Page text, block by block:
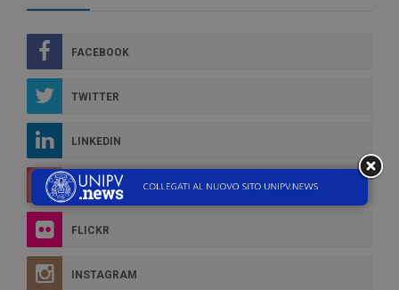
FACEBOOK
TWITTER
LINKEDIN
YOUTUBE
FLICKR
INSTAGRAM